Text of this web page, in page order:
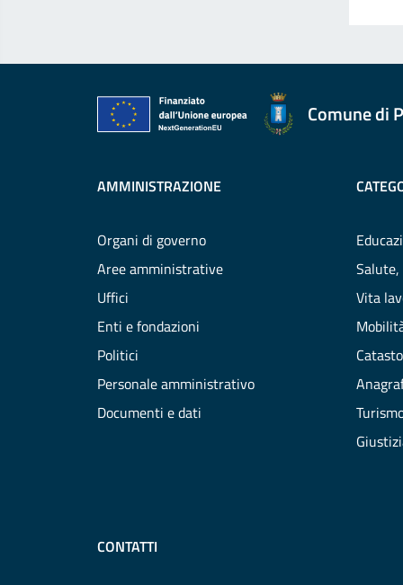
Comune di
AMMINISTRAZIONE
Organi di governo
Aree amministrative
Uffici
Enti e fondazioni
Politici
Personale amministrativo
Documenti e dati
Salute,
Vita
CONTATTI